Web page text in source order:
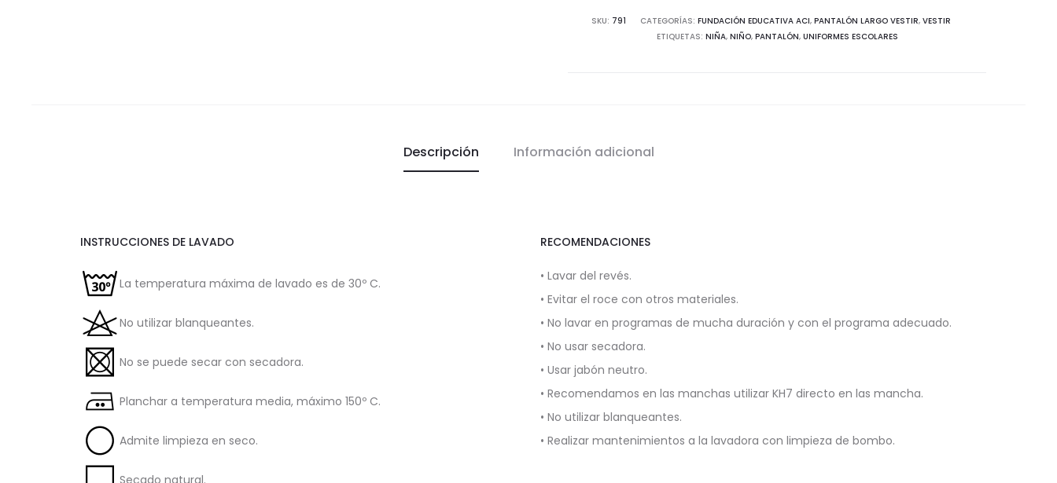
SKU: 791 CATEGORÍAS: FUNDACIÓN EDUCATIVA ACI, PANTALÓN LARGO VESTIR, VESTIR
ETIQUETAS: NIÑA, NIÑO, PANTALÓN, UNIFORMES ESCOLARES
Descripción Información adicional
INSTRUCCIONES DE LAVADO
La temperatura máxima de lavado es de 30º C.
No utilizar blanqueantes.
No se puede secar con secadora.
Planchar a temperatura media, máximo 150º C.
Admite limpieza en seco.
Secado natural.
RECOMENDACIONES
• Lavar del revés.
• Evitar el roce con otros materiales.
• No lavar en programas de mucha duración y con el programa adecuado.
• No usar secadora.
• Usar jabón neutro.
• Recomendamos en las manchas utilizar KH7 directo en las mancha.
• No utilizar blanqueantes.
• Realizar mantenimientos a la lavadora con limpieza de bombo.